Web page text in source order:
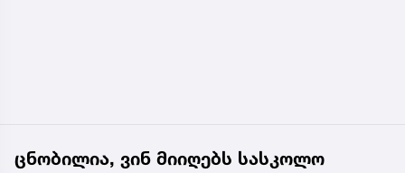
ცნობილია, ვინ მიიღებს სასკოლო